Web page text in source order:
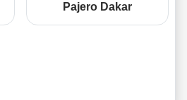
Pajero Dakar